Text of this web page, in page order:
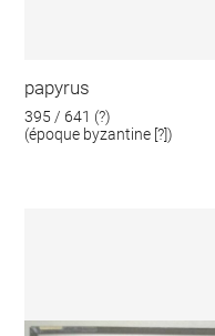
papyrus
395 / 641 (?)
(époque byzantine [?])